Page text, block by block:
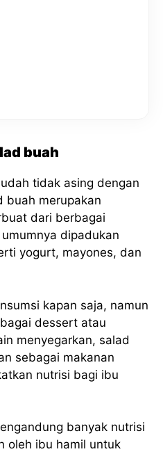
buah
tidak asing dengan
buah merupakan
dari berbagai
dipadukan
yogurt, mayones, dan
kapan saja, namun
dessert atau
menyegarkan, salad
sebagai makanan
nutrisi bagi ibu
banyak nutrisi
oleh ibu hamil untuk